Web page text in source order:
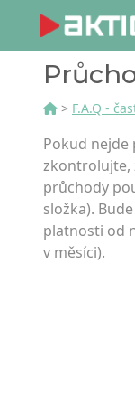
> F.A.Q -
Pokud nejde
zkontrolujte,
průchody
složka).
platnosti od
v měsíci).